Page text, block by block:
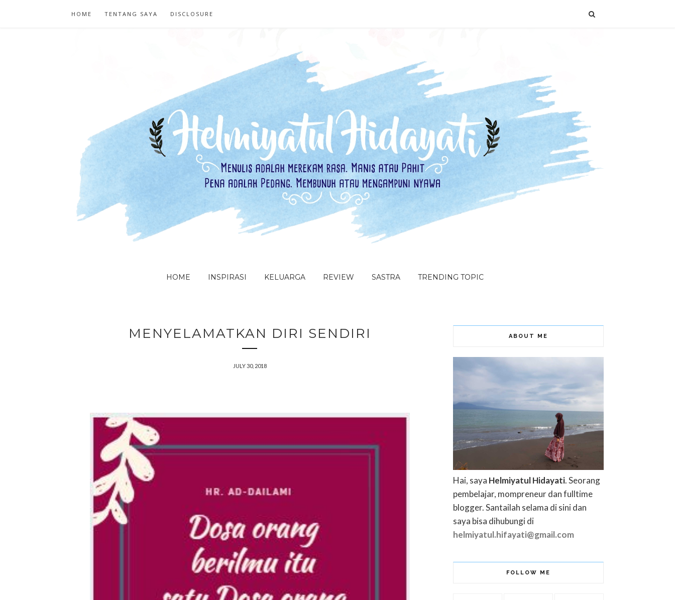
HOME TENTANG SAYA DISCLOSURE
HOME INSPIRASI KELUARGA REVIEW SASTRA TRENDING TOPIC
MENYELAMATKAN DIRI SENDIRI
JULY 30, 2018
ABOUT ME
Hai, saya Helmiyatul Hidayati. Seorang
pembelajar, mompreneur dan fulltime
blogger. Santailah selama di sini dan
saya bisa dihubungi di
helmiyatul.hifayati@gmail.com
FOLLOW ME